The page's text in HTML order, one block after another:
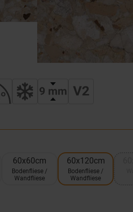
60x60cm
Bodenfliese /
Wandfliese
60x120cm
Bodenfliese /
Wandfliese